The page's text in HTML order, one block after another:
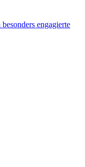
engagierte